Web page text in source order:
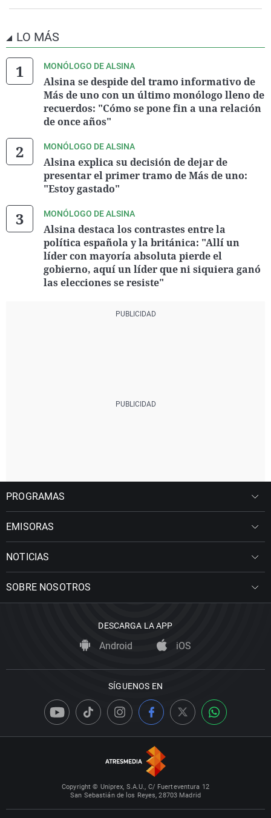
LO MÁS
MONÓLOGO DE ALSINA
Alsina se despide del tramo informativo de
Más de uno con un último monólogo lleno de
recuerdos: "Cómo se pone fin a una relación
de once años"
MONÓLOGO DE ALSINA
Alsina explica su decisión de dejar de
presentar el primer tramo de Más de uno:
"Estoy gastado"
MONÓLOGO DE ALSINA
Alsina destaca los contrastes entre la
política española y la británica: "Allí un
líder con mayoría absoluta pierde el
gobierno, aquí un líder que ni siquiera ganó
las elecciones se resiste"
PROGRAMAS
EMISORAS
NOTICIAS
SOBRE NOSOTROS
DESCARGA LA APP
Android iOS
SÍGUENOS EN
Copyright © Uniprex, S.A.U., C/ Fuerteventura 12
San Sebastián de los Reyes, 28703 Madrid